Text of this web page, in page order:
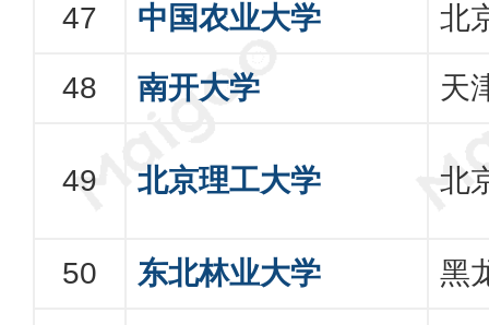
中国农业大学 北
南开大学 天
北京理工大学 北
东北林业大学 黑